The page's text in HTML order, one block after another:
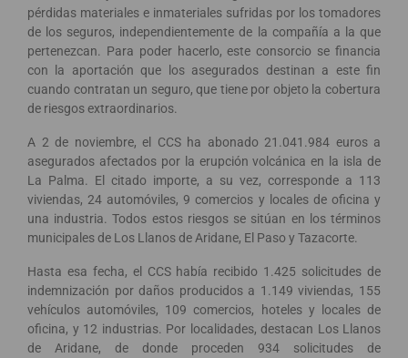
pérdidas materiales e inmateriales sufridas por los tomadores
de los seguros, independientemente de la compañía a la que
pertenezcan. Para poder hacerlo, este consorcio se financia
con la aportación que los asegurados destinan a este fin
cuando contratan un seguro, que tiene por objeto la cobertura
de riesgos extraordinarios.
A 2 de noviembre, el CCS ha abonado 21.041.984 euros a
asegurados afectados por la erupción volcánica en la isla de
La Palma. El citado importe, a su vez, corresponde a 113
viviendas, 24 automóviles, 9 comercios y locales de oficina y
una industria. Todos estos riesgos se sitúan en los términos
municipales de Los Llanos de Aridane, El Paso y Tazacorte.
Hasta esa fecha, el CCS había recibido 1.425 solicitudes de
indemnización por daños producidos a 1.149 viviendas, 155
vehículos automóviles, 109 comercios, hoteles y locales de
oficina, y 12 industrias. Por localidades, destacan Los Llanos
de Aridane, de donde proceden 934 solicitudes de